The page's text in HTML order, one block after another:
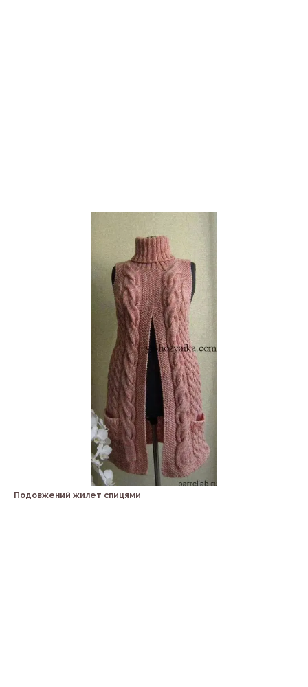
Подовжений жилет спицями